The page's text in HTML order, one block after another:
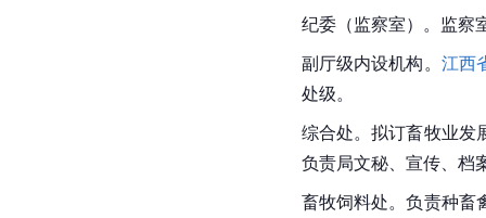
纪委（监察室）。监察
副厅级内设机构。 江西
处级。
综合处。拟订畜牧业发
负责局文秘、宣传、档
畜牧饲料处。负责种畜